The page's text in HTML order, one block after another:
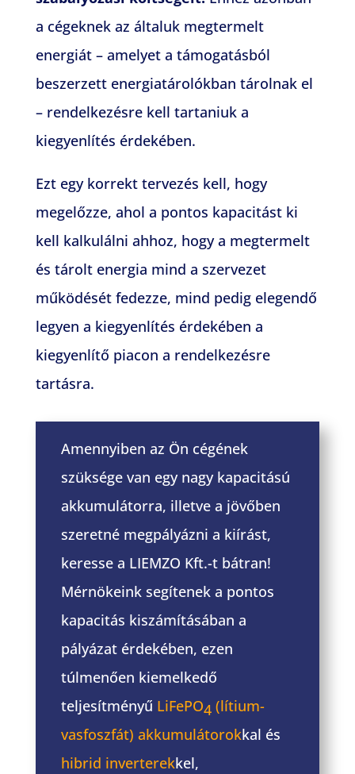
a cégeknek az általuk megtermelt
energiát – amelyet a támogatásból
beszerzett energiatárolókban tárolnak el
– rendelkezésre kell tartaniuk a
kiegyenlítés érdekében.
Ezt egy korrekt tervezés kell, hogy
megelőzze, ahol a pontos kapacitást ki
kell kalkulálni ahhoz, hogy a megtermelt
és tárolt energia mind a szervezet
működését fedezze, mind pedig elegendő
legyen a kiegyenlítés érdekében a
kiegyenlítő piacon a rendelkezésre
tartásra.
Amennyiben az Ön cégének
szüksége van egy nagy kapacitású
akkumulátorra, illetve a jövőben
szeretné megpályázni a kiírást,
keresse a LIEMZO Kft.-t bátran!
Mérnökeink segítenek a pontos
kapacitás kiszámításában a
pályázat érdekében, ezen
túlmenően kiemelkedő
teljesítményű LiFePO4 (lítium-
vasfoszfát) akkumulátorokkal és
hibrid inverterekkel,